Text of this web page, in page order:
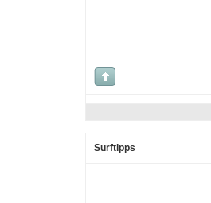
Surftipps